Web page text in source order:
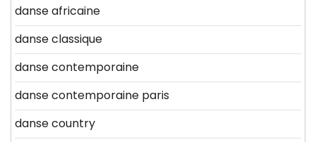
danse africaine
danse classique
danse contemporaine
danse contemporaine paris
danse country